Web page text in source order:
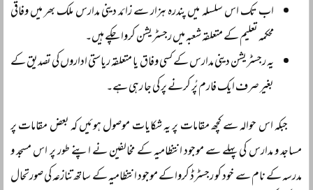
اب تک اس سلسلہ میں پندرہ ہزار سے زائد دینی مدارس ملک بھر میں وفاقی
محکمہ تعلیم کے متعلقہ شعبہ میں رجسٹریشن کروا چکے ہیں۔
یہ رجسٹریشن دینی مدارس کے کسی وفاق یا متعلقہ ریاستی اداروں کی تصدیق کے
بغیر صرف ایک فارم پُر کرنے پر کی جا رہی ہے۔
جبکہ اس حوالہ سے کچھ مقامات پر یہ شکایات موصول ہوئیں کہ بعض مقامات پر
مساجد و مدارس کی پہلے سے موجود انتظامیہ کے مخالفین نے اپنے طور پر اس مسجد و
مدرسہ کے نام سے خود کو رجسٹرڈ کروا کے موجود انتظامیہ کے ساتھ تنازعہ کی صورتحال